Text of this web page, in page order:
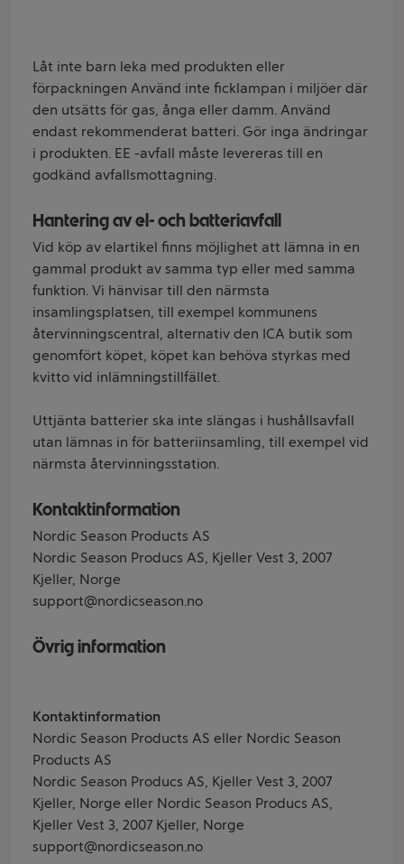
Låt inte barn leka med produkten eller
förpackningen Använd inte ficklampan i miljöer där
den utsätts för gas, ånga eller damm. Använd
endast rekommenderat batteri. Gör inga ändringar
i produkten. EE -avfall måste levereras till en
godkänd avfallsmottagning.
Hantering av el- och batteriavfall
Vid köp av elartikel finns möjlighet att lämna in en
gammal produkt av samma typ eller med samma
funktion. Vi hänvisar till den närmsta
insamlingsplatsen, till exempel kommunens
återvinningscentral, alternativ den ICA butik som
genomfört köpet, köpet kan behöva styrkas med
kvitto vid inlämningstillfället.
Uttjänta batterier ska inte slängas i hushållsavfall
utan lämnas in för batteriinsamling, till exempel vid
närmsta återvinningsstation.
Kontaktinformation
Nordic Season Products AS
Nordic Season Producs AS, Kjeller Vest 3, 2007
Kjeller, Norge
support@nordicseason.no
Övrig information
Kontaktinformation
Nordic Season Products AS eller Nordic Season
Products AS
Nordic Season Producs AS, Kjeller Vest 3, 2007
Kjeller, Norge eller Nordic Season Producs AS,
Kjeller Vest 3, 2007 Kjeller, Norge
support@nordicseason.no